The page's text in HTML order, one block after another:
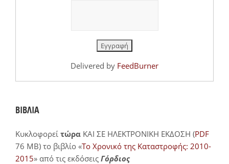
Delivered by FeedBurner
ΒΙΒΛΙΑ
Κυκλοφορεί τώρα ΚΑΙ ΣΕ ΗΛΕΚΤΡΟΝΙΚΗ ΕΚΔΟΣΗ (PDF
76 MB) το βιβλίο «Το Χρονικό της Καταστροφής: 2010-
2015» από τις εκδόσεις Γόρδιος